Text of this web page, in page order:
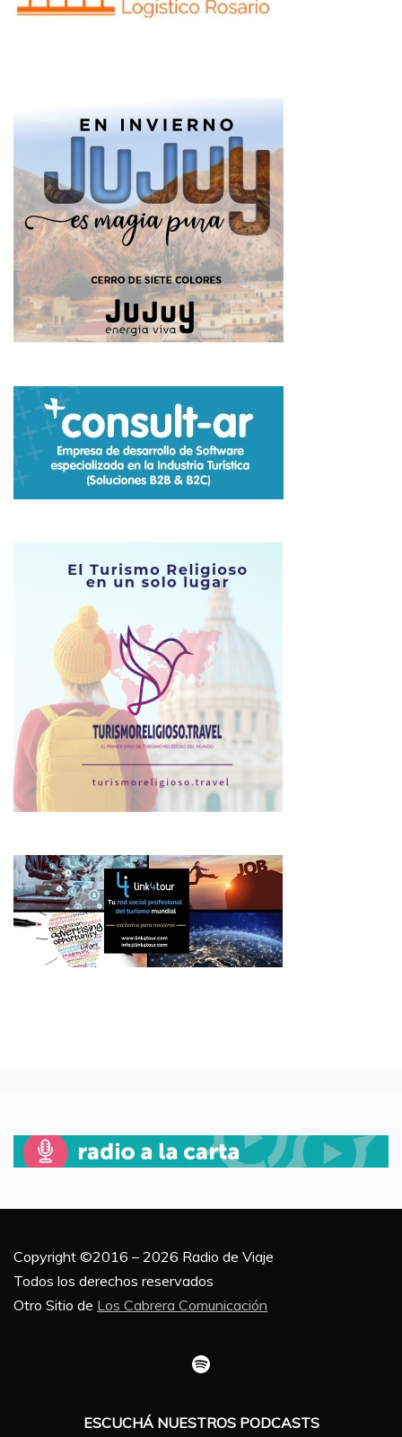
Copyright ©2016 – 2026 Radio de Viaje
Todos los derechos reservados
Otro Sitio de Los Cabrera Comunicación
Spotify
ESCUCHÁ NUESTROS PODCASTS